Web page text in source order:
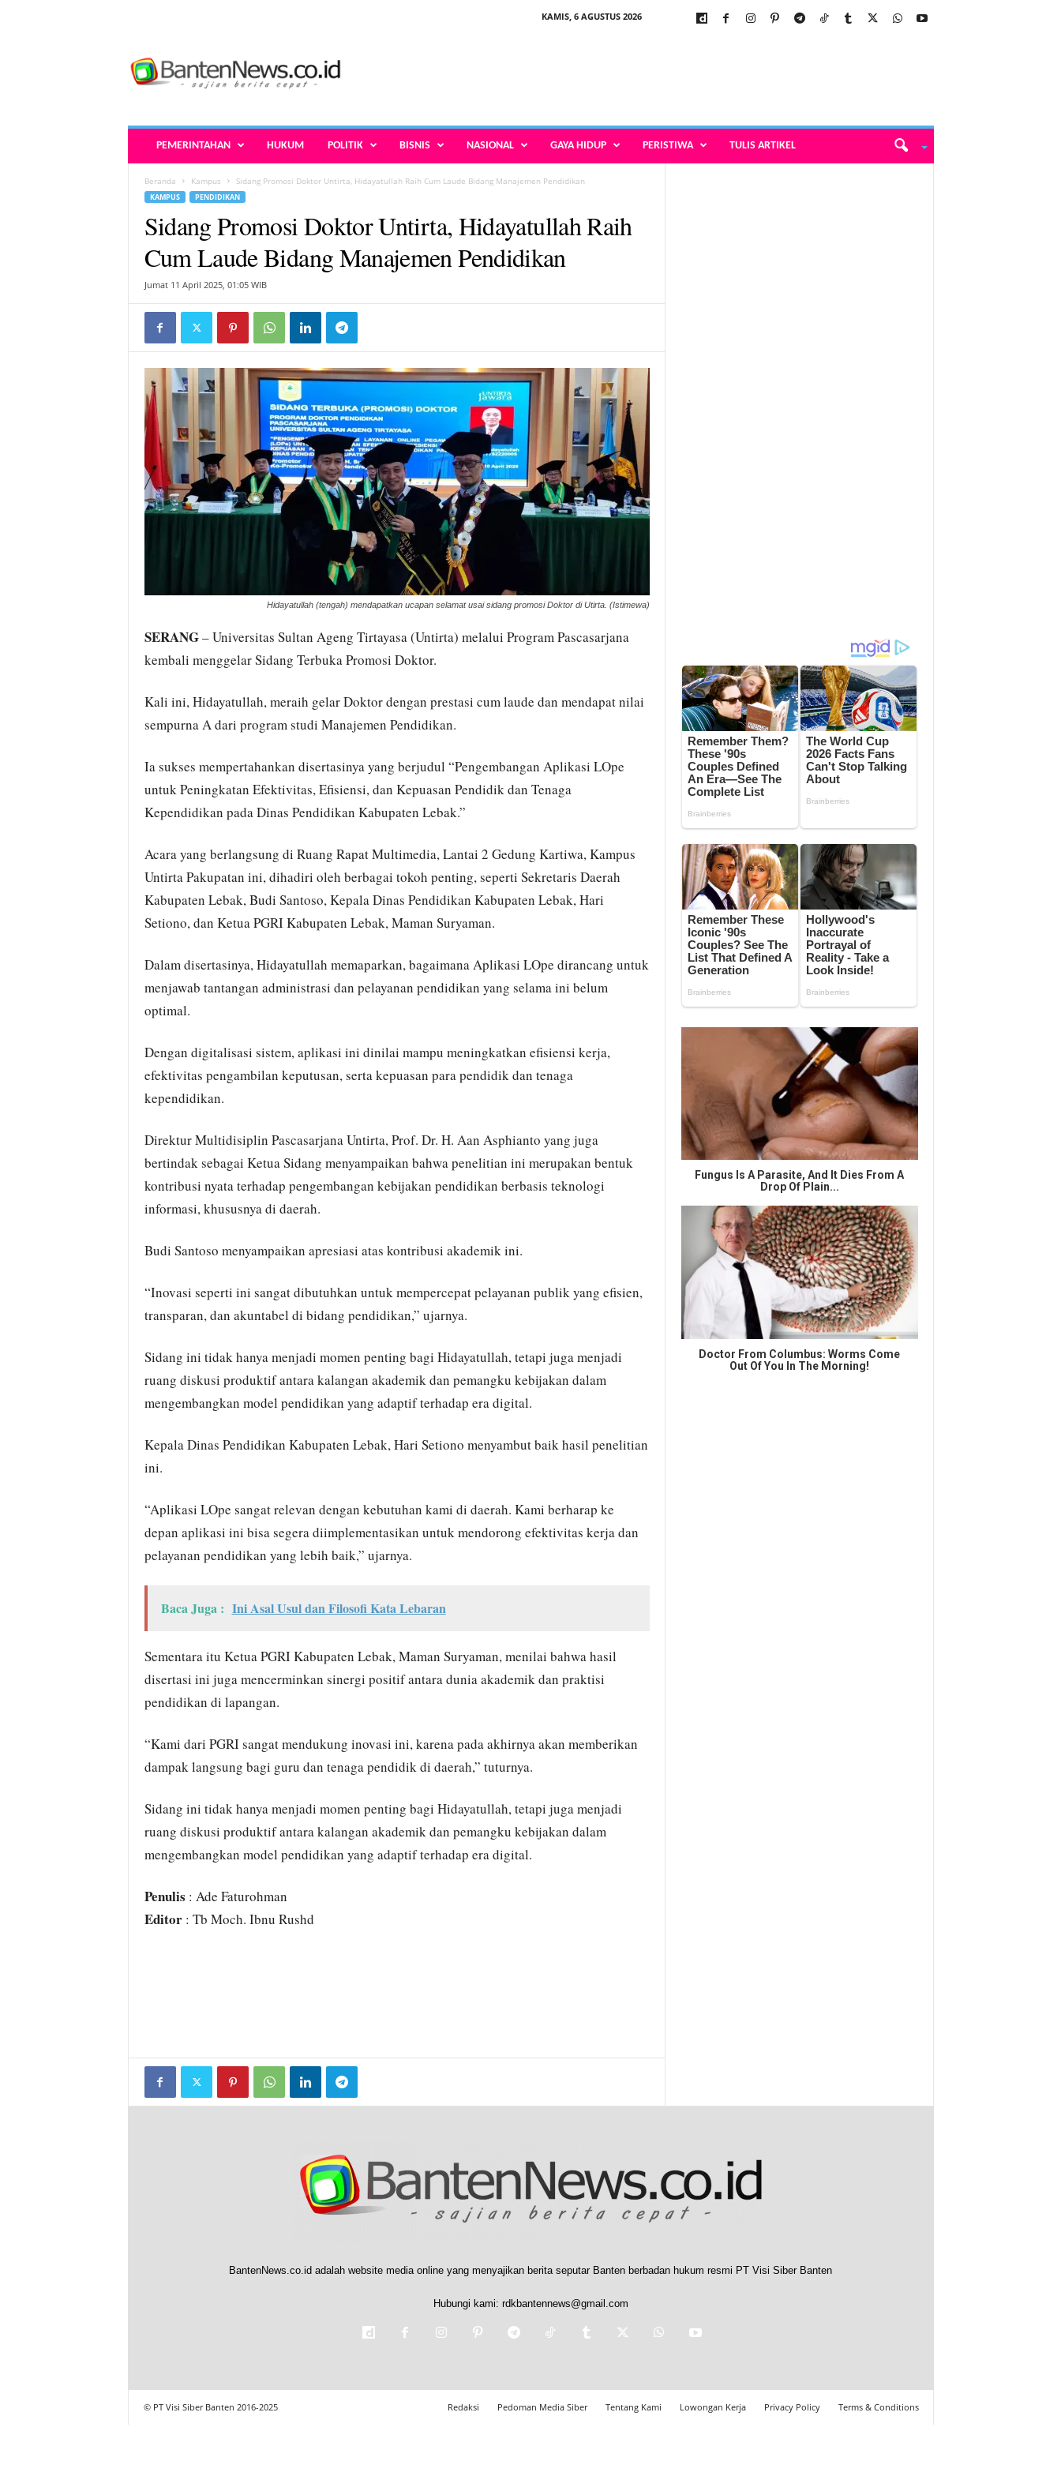
KAMIS, 6 AGUSTUS 2026
n
-
r
PEMERINTAHAN HUKUM POLITIK BISNIS NASIONAL GAYA HIDUP PERISTIWA TULIS ARTIKEL
Beranda Kampus Sidang Promosi Doktor Untirta, Hidayatullah Raih Cum Laude Bidang Manajemen Pendidikan
KAMPUS PENDIDIKAN
Sidang Promosi Doktor Untirta, Hidayatullah Raih
Cum Laude Bidang Manajemen Pendidikan
Jumat 11 April 2025, 01:05 WIB
Hidayatullah (tengah) mendapatkan ucapan selamat usai sidang promosi Doktor di Utirta. (Istimewa)
SERANG– Universitas Sultan Ageng Tirtayasa (Untirta) melalui Program Pascasarjana
kembali menggelar Sidang Terbuka Promosi Doktor.
Kali ini, Hidayatullah, meraih gelar Doktor dengan prestasi cum laude dan mendapat nilai
sempurna A dari program studi Manajemen Pendidikan.
Ia sukses mempertahankan disertasinya yang berjudul “Pengembangan Aplikasi LOpe
untuk Peningkatan Efektivitas, Efisiensi, dan Kepuasan Pendidik dan Tenaga
Kependidikan pada Dinas Pendidikan Kabupaten Lebak.”
Acara yang berlangsung di Ruang Rapat Multimedia, Lantai 2 Gedung Kartiwa, Kampus
Untirta Pakupatan ini, dihadiri oleh berbagai tokoh penting, seperti Sekretaris Daerah
Kabupaten Lebak, Budi Santoso, Kepala Dinas Pendidikan Kabupaten Lebak, Hari
Setiono, dan Ketua PGRI Kabupaten Lebak, Maman Suryaman.
Dalam disertasinya, Hidayatullah memaparkan, bagaimana Aplikasi LOpe dirancang untuk
menjawab tantangan administrasi dan pelayanan pendidikan yang selama ini belum
optimal.
Dengan digitalisasi sistem, aplikasi ini dinilai mampu meningkatkan efisiensi kerja,
efektivitas pengambilan keputusan, serta kepuasan para pendidik dan tenaga
kependidikan.
Direktur Multidisiplin Pascasarjana Untirta, Prof. Dr. H. Aan Asphianto yang juga
bertindak sebagai Ketua Sidang menyampaikan bahwa penelitian ini merupakan bentuk
kontribusi nyata terhadap pengembangan kebijakan pendidikan berbasis teknologi
informasi, khususnya di daerah.
Budi Santoso menyampaikan apresiasi atas kontribusi akademik ini.
“Inovasi seperti ini sangat dibutuhkan untuk mempercepat pelayanan publik yang efisien,
transparan, dan akuntabel di bidang pendidikan,” ujarnya.
Sidang ini tidak hanya menjadi momen penting bagi Hidayatullah, tetapi juga menjadi
ruang diskusi produktif antara kalangan akademik dan pemangku kebijakan dalam
mengembangkan model pendidikan yang adaptif terhadap era digital.
Kepala Dinas Pendidikan Kabupaten Lebak, Hari Setiono menyambut baik hasil penelitian
ini.
“Aplikasi LOpe sangat relevan dengan kebutuhan kami di daerah. Kami berharap ke
depan aplikasi ini bisa segera diimplementasikan untuk mendorong efektivitas kerja dan
pelayanan pendidikan yang lebih baik,” ujarnya.
Baca Juga : Ini Asal Usul dan Filosofi Kata Lebaran
Sementara itu Ketua PGRI Kabupaten Lebak, Maman Suryaman, menilai bahwa hasil
disertasi ini juga mencerminkan sinergi positif antara dunia akademik dan praktisi
pendidikan di lapangan.
“Kami dari PGRI sangat mendukung inovasi ini, karena pada akhirnya akan memberikan
dampak langsung bagi guru dan tenaga pendidik di daerah,” tuturnya.
Sidang ini tidak hanya menjadi momen penting bagi Hidayatullah, tetapi juga menjadi
ruang diskusi produktif antara kalangan akademik dan pemangku kebijakan dalam
mengembangkan model pendidikan yang adaptif terhadap era digital.
Penulis : Ade Faturohman
Editor: Tb Moch. Ibnu Rushd
Fungus Is A Parasite, And It Dies From A
Drop Of Plain...
Doctor From Columbus: Worms Come
Out Of You In The Morning!
BantenNews.co.id adalah website media online yang menyajikan berita seputar Banten berbadan hukum resmi PT Visi Siber Banten
Hubungi kami: rdkbantennews@gmail.com
Redaksi Pedoman Media Siber Tentang Kami Lowongan Kerja Privacy Policy Terms & Conditions
© PT Visi Siber Banten 2016-2025